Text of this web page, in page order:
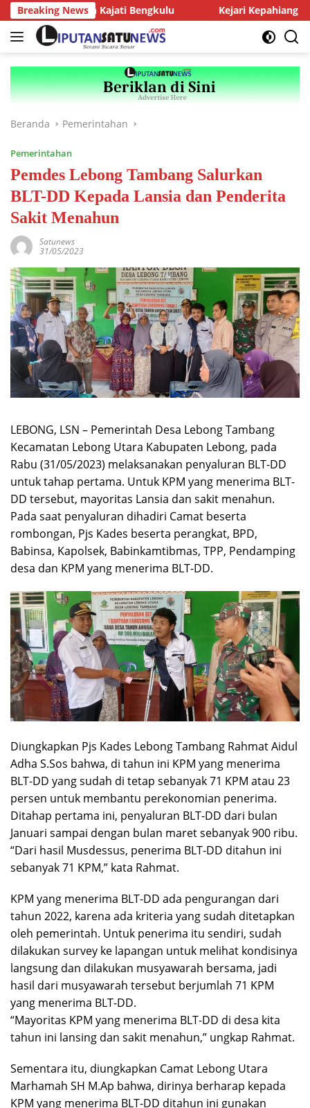
Langsung
ke
konten
Breaking News
dengan Kajati Bengkulu Kejari Kepahiang
Beranda Pemerintahan
Pemerintahan
Pemdes Lebong Tambang Salurkan
BLT-DD Kepada Lansia dan Penderita
Sakit Menahun
Satunews
31/05/2023
LEBONG, LSN – Pemerintah Desa Lebong Tambang
Kecamatan Lebong Utara Kabupaten Lebong, pada
Rabu (31/05/2023) melaksanakan penyaluran BLT-DD
untuk tahap pertama. Untuk KPM yang menerima BLT-
DD tersebut, mayoritas Lansia dan sakit menahun.
Pada saat penyaluran dihadiri Camat beserta
rombongan, Pjs Kades beserta perangkat, BPD,
Babinsa, Kapolsek, Babinkamtibmas, TPP, Pendamping
desa dan KPM yang menerima BLT-DD.
Diungkapkan Pjs Kades Lebong Tambang Rahmat Aidul
Adha S.Sos bahwa, di tahun ini KPM yang menerima
BLT-DD yang sudah di tetap sebanyak 71 KPM atau 23
persen untuk membantu perekonomian penerima.
Ditahap pertama ini, penyaluran BLT-DD dari bulan
Januari sampai dengan bulan maret sebanyak 900 ribu.
“Dari hasil Musdessus, penerima BLT-DD ditahun ini
sebanyak 71 KPM,” kata Rahmat.
KPM yang menerima BLT-DD ada pengurangan dari
tahun 2022, karena ada kriteria yang sudah ditetapkan
oleh pemerintah. Untuk penerima itu sendiri, sudah
dilakukan survey ke lapangan untuk melihat kondisinya
langsung dan dilakukan musyawarah bersama, jadi
hasil dari musyawarah tersebut berjumlah 71 KPM
yang menerima BLT-DD.
“Mayoritas KPM yang menerima BLT-DD di desa kita
tahun ini lansing dan sakit menahun,” ungkap Rahmat.
Sementara itu, diungkapkan Camat Lebong Utara
Marhamah SH M.Ap bahwa, dirinya berharap kepada
KPM yang menerima BLT-DD ditahun ini gunakan